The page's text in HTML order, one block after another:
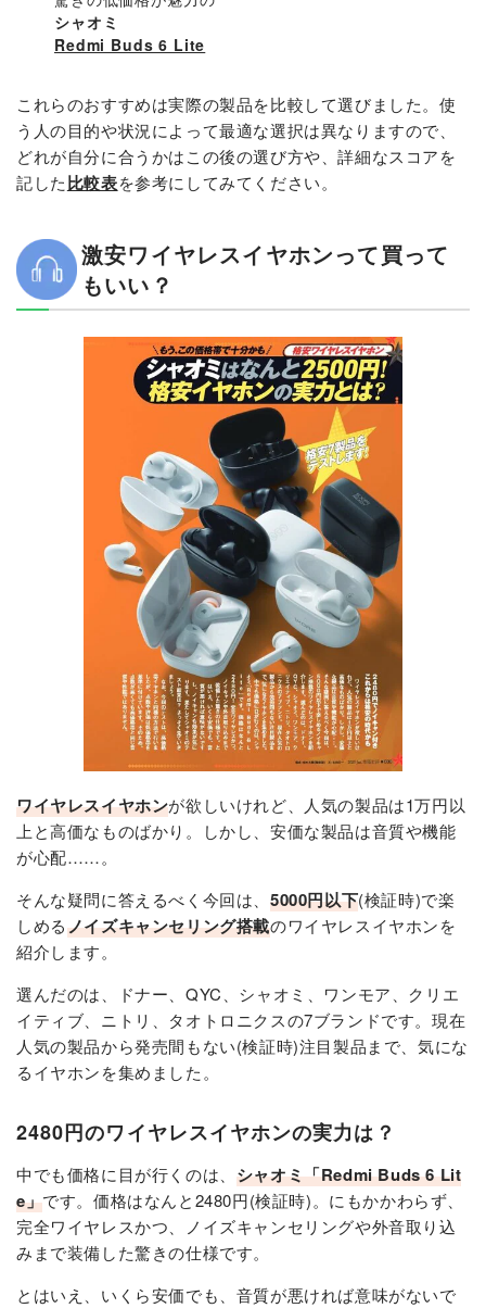
シャオミ
Redmi Buds 6 Lite
これらのおすすめは実際の製品を比較して選びました。使
う人の目的や状況によって最適な選択は異なりますので、
どれが自分に合うかはこの後の選び方や、詳細なスコアを
記した比較表を参考にしてみてください。
激安ワイヤレスイヤホンって買って
もいい？
ワイヤレスイヤホンが欲しいけれど、人気の製品は1万円以
上と高価なものばかり。しかし、安価な製品は音質や機能
が心配……。
そんな疑問に答えるべく今回は、 5000円以下(検証時)で楽
しめるノイズキャンセリング搭載のワイヤレスイヤホンを
紹介します。
選んだのは、ドナー、QYC、シャオミ、ワンモア、クリエ
イティブ、ニトリ、タオトロニクスの7ブランドです。現在
人気の製品から発売間もない(検証時)注目製品まで、気にな
るイヤホンを集めました。
2480円のワイヤレスイヤホンの実力は？
中でも価格に目が行くのは、 シャオミ「Redmi Buds 6 Lit
e」です。価格はなんと2480円(検証時)。にもかかわらず、
完全ワイヤレスかつ、ノイズキャンセリングや外音取り込
みまで装備した驚きの仕様です。
とはいえ、いくら安価でも、音質が悪ければ意味がないで